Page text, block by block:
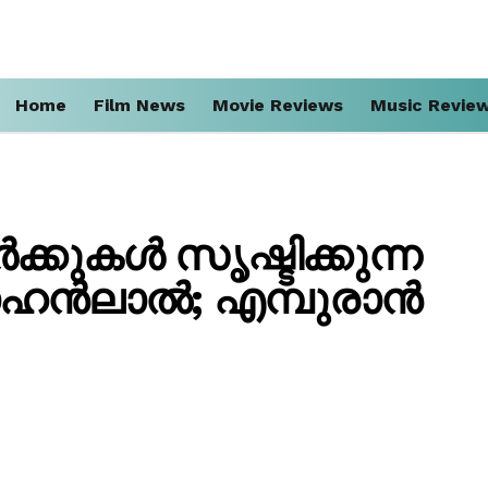
Home Film News Movie Reviews Music
സൃഷ്ടിക്കുന്ന
എമ്പുരാൻ